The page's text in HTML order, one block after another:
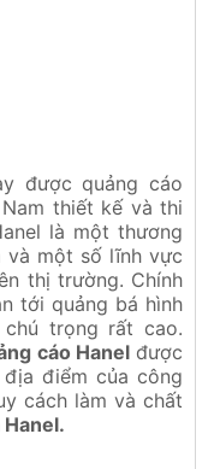
được quảng cáo
thiết kế và thi
là một thương
và một số lĩnh vực
thị trường. Chính
tới quảng bá hình
trọng rất cao.
cáo Hanelđược
điểm của công
cách làm và chất